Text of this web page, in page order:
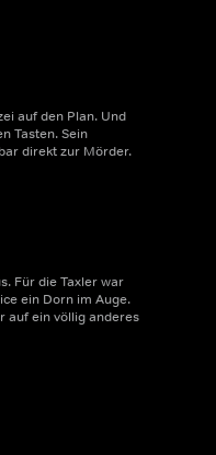
auf den Plan. Und
Tasten. Sein
direkt zur Mörder.
Für die Taxler war
ein Dorn im Auge.
auf ein völlig anderes